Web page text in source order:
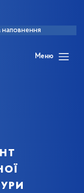
наповнення
Меню